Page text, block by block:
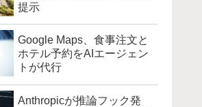
提示
Google Maps、食事注文と
ホテル予約をAIエージェン
トが代行
Anthropicが推論フック発